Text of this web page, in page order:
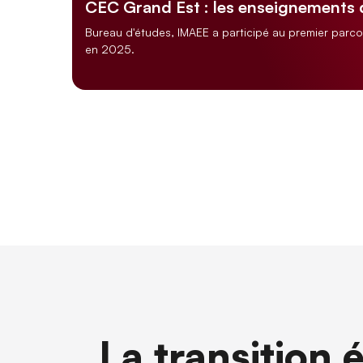
CEC Grand Est : les enseignements
Bureau d'études, IMAEE a participé au premier
en 2025.